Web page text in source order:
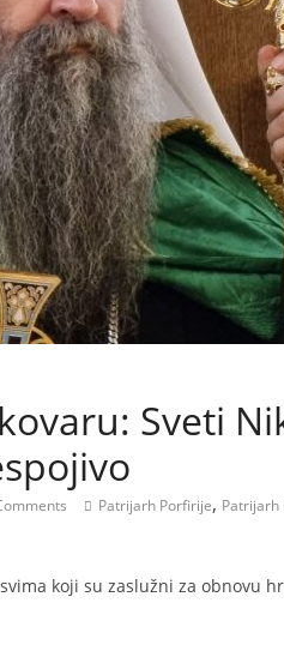
Sveti
Patrijarh Porfirije, Patrijarh
koji su zaslužni za obnovu